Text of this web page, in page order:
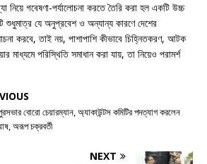
নিয়ে গবেষণা-পর্যালোচনা করতে তৈরি করা হল একটি উচ্চ
শুধুমাত্র যে অনুপ্রবেশ ও অন্যান্য কারণে দেশের
করবে, তাই নয়, পাশাপাশি কীভাবে চিহ্নিতকরণ, আটক
মাধ্যমে পরিস্থিতি সমাধান করা যায়, তা নিয়েও পরামর্শ
বোরো চেয়ারম্যান, অ্যাকাউন্টস কমিটির পদত্যাগ করলেন
অরূপ চক্রবর্তী
NEXT